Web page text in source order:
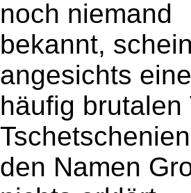
noch niemand
bekannt,
angesichts
häufig
den Namen